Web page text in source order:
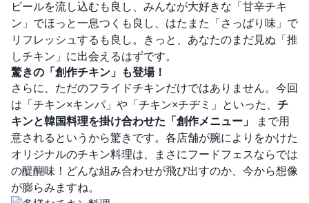
ビールを流し込むも良し、みんなが大好きな「甘辛チキ
ン」でほっと一息つくも良し、はたまた「さっぱり味」で
リフレッシュするも良し。きっと、あなたのまだ見ぬ「推
しチキン」に出会えるはずです。
驚きの「創作チキン」も登場！
さらに、ただのフライドチキンだけではありません。今回
は「チキン×キンパ」や「チキン×チヂミ」といった、 チ
キンと韓国料理を掛け合わせた「創作メニュー」
まで用
意されるというから驚きです。各店舗が腕によりをかけた
オリジナルのチキン料理は、まさにフードフェスならでは
の醍醐味！どんな組み合わせが飛び出すのか、今から想像
が膨らみますね。